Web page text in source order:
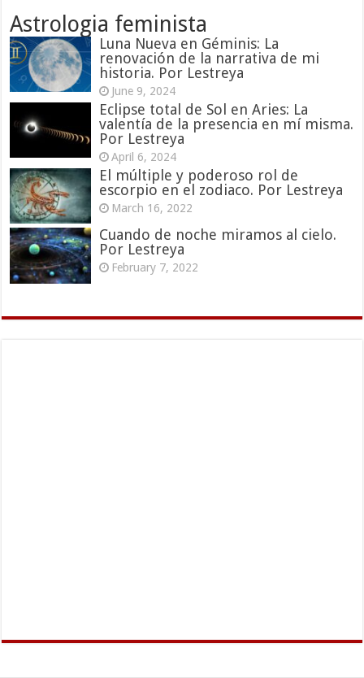
Astrologia feminista
Luna Nueva en Géminis: La
renovación de la narrativa de mi
historia. Por Lestreya
June 9, 2024
Eclipse total de Sol en Aries: La
valentía de la presencia en mí misma.
Por Lestreya
April 6, 2024
El múltiple y poderoso rol de
escorpio en el zodiaco. Por Lestreya
March 16, 2022
Cuando de noche miramos al cielo.
Por Lestreya
February 7, 2022